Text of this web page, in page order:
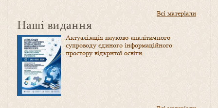
Всі матеріали
Наші видання
Актуалізація науково-аналітичного
супроводу єдиного інформаційного
простору відкритої освіти